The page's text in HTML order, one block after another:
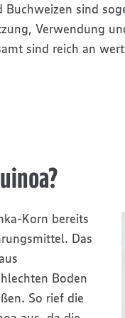
sind
Verwendung
sind reich an
Korn bereits
Das
Boden
So rief die